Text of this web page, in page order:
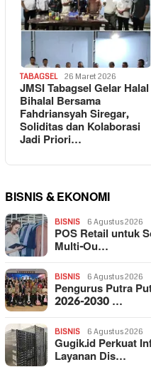
TABAGSEL 26 Maret 2026
JMSI Tabagsel Gelar Halal
Bihalal Bersama
Fahdriansyah Siregar,
Soliditas dan Kolaborasi
Jadi Priori…
BISNIS & EKONOMI
BISNIS 6 Agustus 2026
POS Retail untuk
Multi-Ou…
BISNIS 6 Agustus 2026
Pengurus Putra
2026-2030 …
BISNIS 6 Agustus 2026
Gugik.id Perkuat
Layanan Dis…